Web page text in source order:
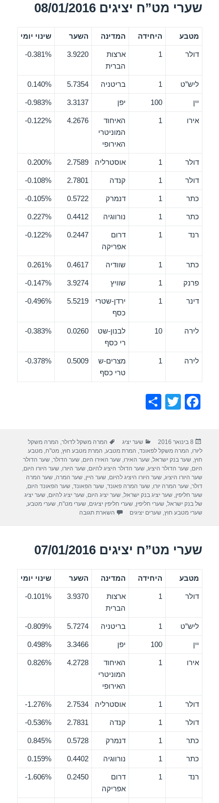
שערי מט”ח יציגים 08/01/2016
מטבע היחידה המדינה השער שינוי יומי
דולר 1
ארצות
הברית
3.9220
0.381%-
ליש”ט 1 בריטניה 5.7354
0.140%
יין 100 יפן 3.3137
0.983%-
אירו 1
האיחוד
המוניטרי
האירופי
4.2676
0.122%-
דולר 1 אוסטרליה 2.7589
0.200%
דולר 1 קנדה 2.7801
0.108%-
כתר 1 דנמרק 0.5722
0.105%-
כתר 1 נורווגיה 0.4412
0.227%
רנד 1
דרום
אפריקה
0.2447
0.122%-
כתר 1 שוודיה 0.4617
0.261%
פרנק 1 שוויץ 3.9274
0.147%-
דינר 1
ירדן-שטרי
כסף
5.5219
0.496%-
לירה 10
לבנון-שט
רי כסף
0.0260
0.383%-
לירה 1
מצרים-ש
טרי כסף
0.5009
0.378%-
F
e
b
o
o
k
T
er
e
פורסם
בתאריך
8 בינואר 2016 קטגוריות
שער יציג תגיות
המרה משקל לדולר, המרה משקל
ליורו, המרה משקל לפאונד, המרת מטבע, המרת מטבע חוץ,מט"ח,מטבע
חוץ,שער בנק ישראל,שער האירו,שער האירו היום,שער הדולר,שער הדולר
היום,שער הדולר היציג,שער הדולר היציג להיום,שער היורו,שער היורו היום,
שער היורו היציג,שער היורו היציג להיום,שער היין,שער המרה,שער המרה
דולר,שער המרה יורו,שער המרה פאונד,שער הפאונד,שער הפאונד היום,
שער חליפין,שער יציג בנק ישראל,שער יציג היום,שער יציג להיום,שער יציג
של בנק ישראל,שערי חליפין,שערי חליפין יציגים,שערי מט"ח,שערי מטבע,
שערי מטבע חוץ,שערים יציגים השארת תגובה
שערי מט”ח יציגים 07/01/2016
מטבע היחידה המדינה השער שינוי יומי
דולר 1
ארצות
הברית
3.9370
0.101%-
ליש”ט 1 בריטניה 5.7274
0.809%-
יין 100 יפן 3.3466
0.498%
אירו 1
האיחוד
המוניטרי
האירופי
4.2728
0.826%
דולר 1 אוסטרליה 2.7534
1.276%-
דולר 1 קנדה 2.7831
0.536%-
כתר 1 דנמרק 0.5728
0.845%
כתר 1 נורווגיה 0.4402
0.159%
רנד 1
דרום
אפריקה
0.2450
1.606%-